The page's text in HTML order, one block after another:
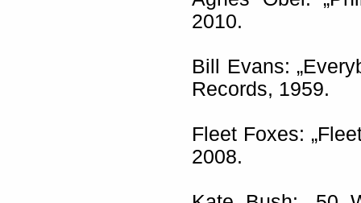
2010.
Bill Evans:
Records, 1959.
Fleet Foxes:
2008.